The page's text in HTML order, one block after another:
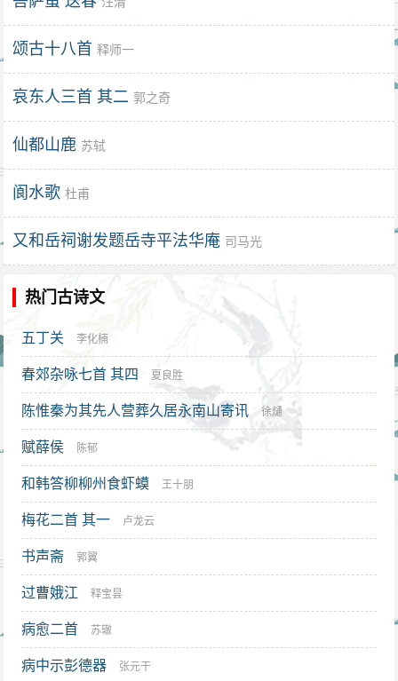
颂古十八首 释师一
哀东人三首 其二 郭之奇
仙都山鹿 苏轼
阆水歌 杜甫
又和岳祠谢发题岳寺平法华庵 司马光
热门古诗文
五丁关 李化楠
春郊杂咏七首 其四 夏良胜
陈惟秦为其先人营葬久居永南山寄讯 徐熥
赋薛侯 陈郁
和韩答柳柳州食虾蟆 王十朋
梅花二首 其一 卢龙云
书声斋 郭翼
过曹娥江 释宝昙
病愈二首 苏辙
病中示彭德器 张元干